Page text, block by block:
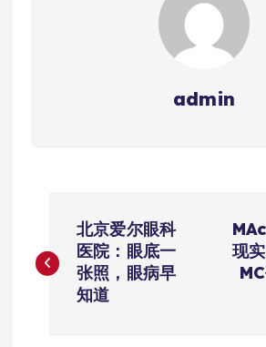
admin
章
北京爱尔眼科
医院：眼底一
张照，眼病早
知道
现